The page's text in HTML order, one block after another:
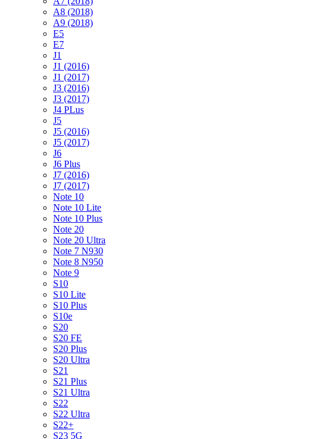
A8 (2018)
A9 (2018)
E5
E7
J1
J1 (2016)
J1 (2017)
J3 (2016)
J3 (2017)
J4 PLus
J5
J5 (2016)
J5 (2017)
J6
J6 Plus
J7 (2016)
J7 (2017)
Note 10
Note 10 Lite
Note 10 Plus
Note 20
Note 20 Ultra
Note 7 N930
Note 8 N950
Note 9
S10
S10 Lite
S10 Plus
S10e
S20
S20 FE
S20 Plus
S20 Ultra
S21
S21 Plus
S21 Ultra
S22
S22 Ultra
S22+
S23 5G